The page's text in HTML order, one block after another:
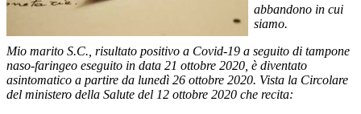
abbandono in cui
siamo.
Mio marito S.C., risultato positivo a Covid-19 a seguito di tampone
naso-faringeo eseguito in data 21 ottobre 2020, è diventato
asintomatico a partire da lunedì 26 ottobre 2020. Vista la Circolare
del ministero della Salute del 12 ottobre 2020 che recita: